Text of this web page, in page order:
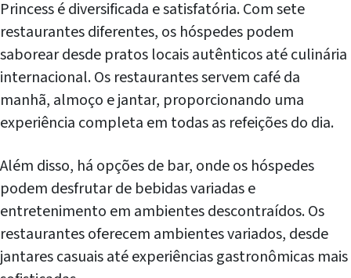
Princess é diversificada e satisfatória. Com sete
restaurantes diferentes, os hóspedes podem
saborear desde pratos locais autênticos até culinária
internacional. Os restaurantes servem café da
manhã, almoço e jantar, proporcionando uma
experiência completa em todas as refeições do dia.
Além disso, há opções de bar, onde os hóspedes
podem desfrutar de bebidas variadas e
entretenimento em ambientes descontraídos. Os
restaurantes oferecem ambientes variados, desde
jantares casuais até experiências gastronômicas mais